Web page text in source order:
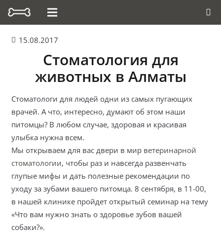
15.08.2017
Стоматология для
животных в Алматы
Стоматологи для людей одни из самых пугающих
врачей. А что, интересно, думают об этом наши
питомцы? В любом случае, здоровая и красивая
улыбка нужна всем.
Мы открываем для вас двери в мир ветеринарной
стоматологии, чтобы раз и навсегда развенчать
глупые мифы и дать полезные рекомендации по
уходу за зубами вашего питомца. 8 сентября, в 11-00,
в нашей клинике пройдет открытый семинар на тему
«Что вам нужно знать о здоровье зубов вашей
собаки?».